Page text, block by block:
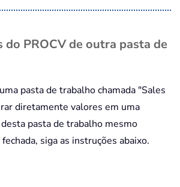
do PROCV de outra pasta de
pasta de trabalho chamada "Sales
diretamente valores em uma
pasta de trabalho mesmo
siga as instruções abaixo.